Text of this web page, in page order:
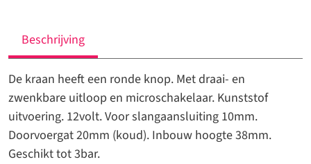
Luxe
aantal
Beschrijving
De kraan heeft een ronde knop. Met draai- en
zwenkbare uitloop en microschakelaar. Kunststof
uitvoering. 12volt. Voor slangaansluiting 10mm.
Doorvoergat 20mm (koud). Inbouw hoogte 38mm.
Geschikt tot 3bar.